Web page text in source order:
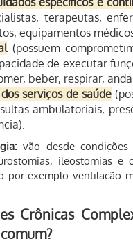
terapeutas,
equipamentos
(possuem
de executar
beber, respirar,
serviços de saúde
ambulatoriais,
vão desde
ileostomias
por exemplo ventilação
Crônicas